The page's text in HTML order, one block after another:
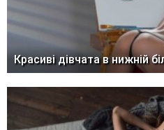
Красиві дівчата в нижній